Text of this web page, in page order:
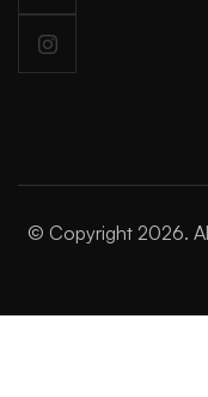
© Copyright 2026.